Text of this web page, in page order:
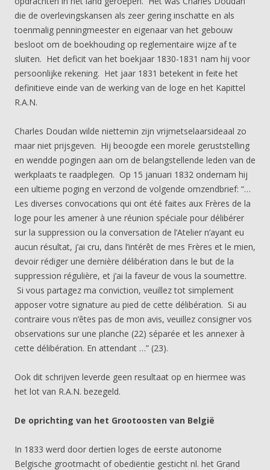
die de overlevingskansen als zeer gering inschatte en als
toenmalig penningmeester en eigenaar van het gebouw
besloot om de boekhouding op reglementaire wijze af te
sluiten. Het deficit van het boekjaar 1830-1831 nam hij voor
persoonlijke rekening. Het jaar 1831 betekent in feite het
definitieve einde van de werking van de loge en het Kapittel
R.A.N.
Charles Doudan wilde niettemin zijn vrijmetselaarsideaal zo
maar niet prijsgeven. Hij beoogde een morele geruststelling
en wendde pogingen aan om de belangstellende leden van de
werkplaats te raadplegen. Op 15 januari 1832 ondernam hij
een ultieme poging en verzond de volgende omzendbrief: “…
Les diverses convocations qui ont été faites aux Frères de la
loge pour les amener à une réunion spéciale pour délibérer
sur la suppression ou la conversation de l’Atelier n’ayant eu
aucun résultat, j’ai cru, dans l’intérêt de mes Frères et le mien,
devoir rédiger une dernière délibération dans le but de la
suppression régulière, et j’ai la faveur de vous la soumettre.
Si vous partagez ma conviction, veuillez tot simplement
apposer votre signature au pied de cette délibération. Si au
contraire vous n’êtes pas de mon avis, veuillez consigner vos
observations sur une planche (22) séparée et les annexer à
cette délibération. En attendant …” (23).
Ook dit schrijven leverde geen resultaat op en hiermee was
het lot van R.A.N. bezegeld.
De oprichting van het Grootoosten van België
In 1833 werd door dertien loges de eerste autonome
Belgische grootmacht of obediëntie gesticht nl. het Grand